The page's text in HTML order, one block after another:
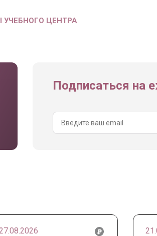
УЧЕБНОГО ЦЕНТРА
Подписаться на